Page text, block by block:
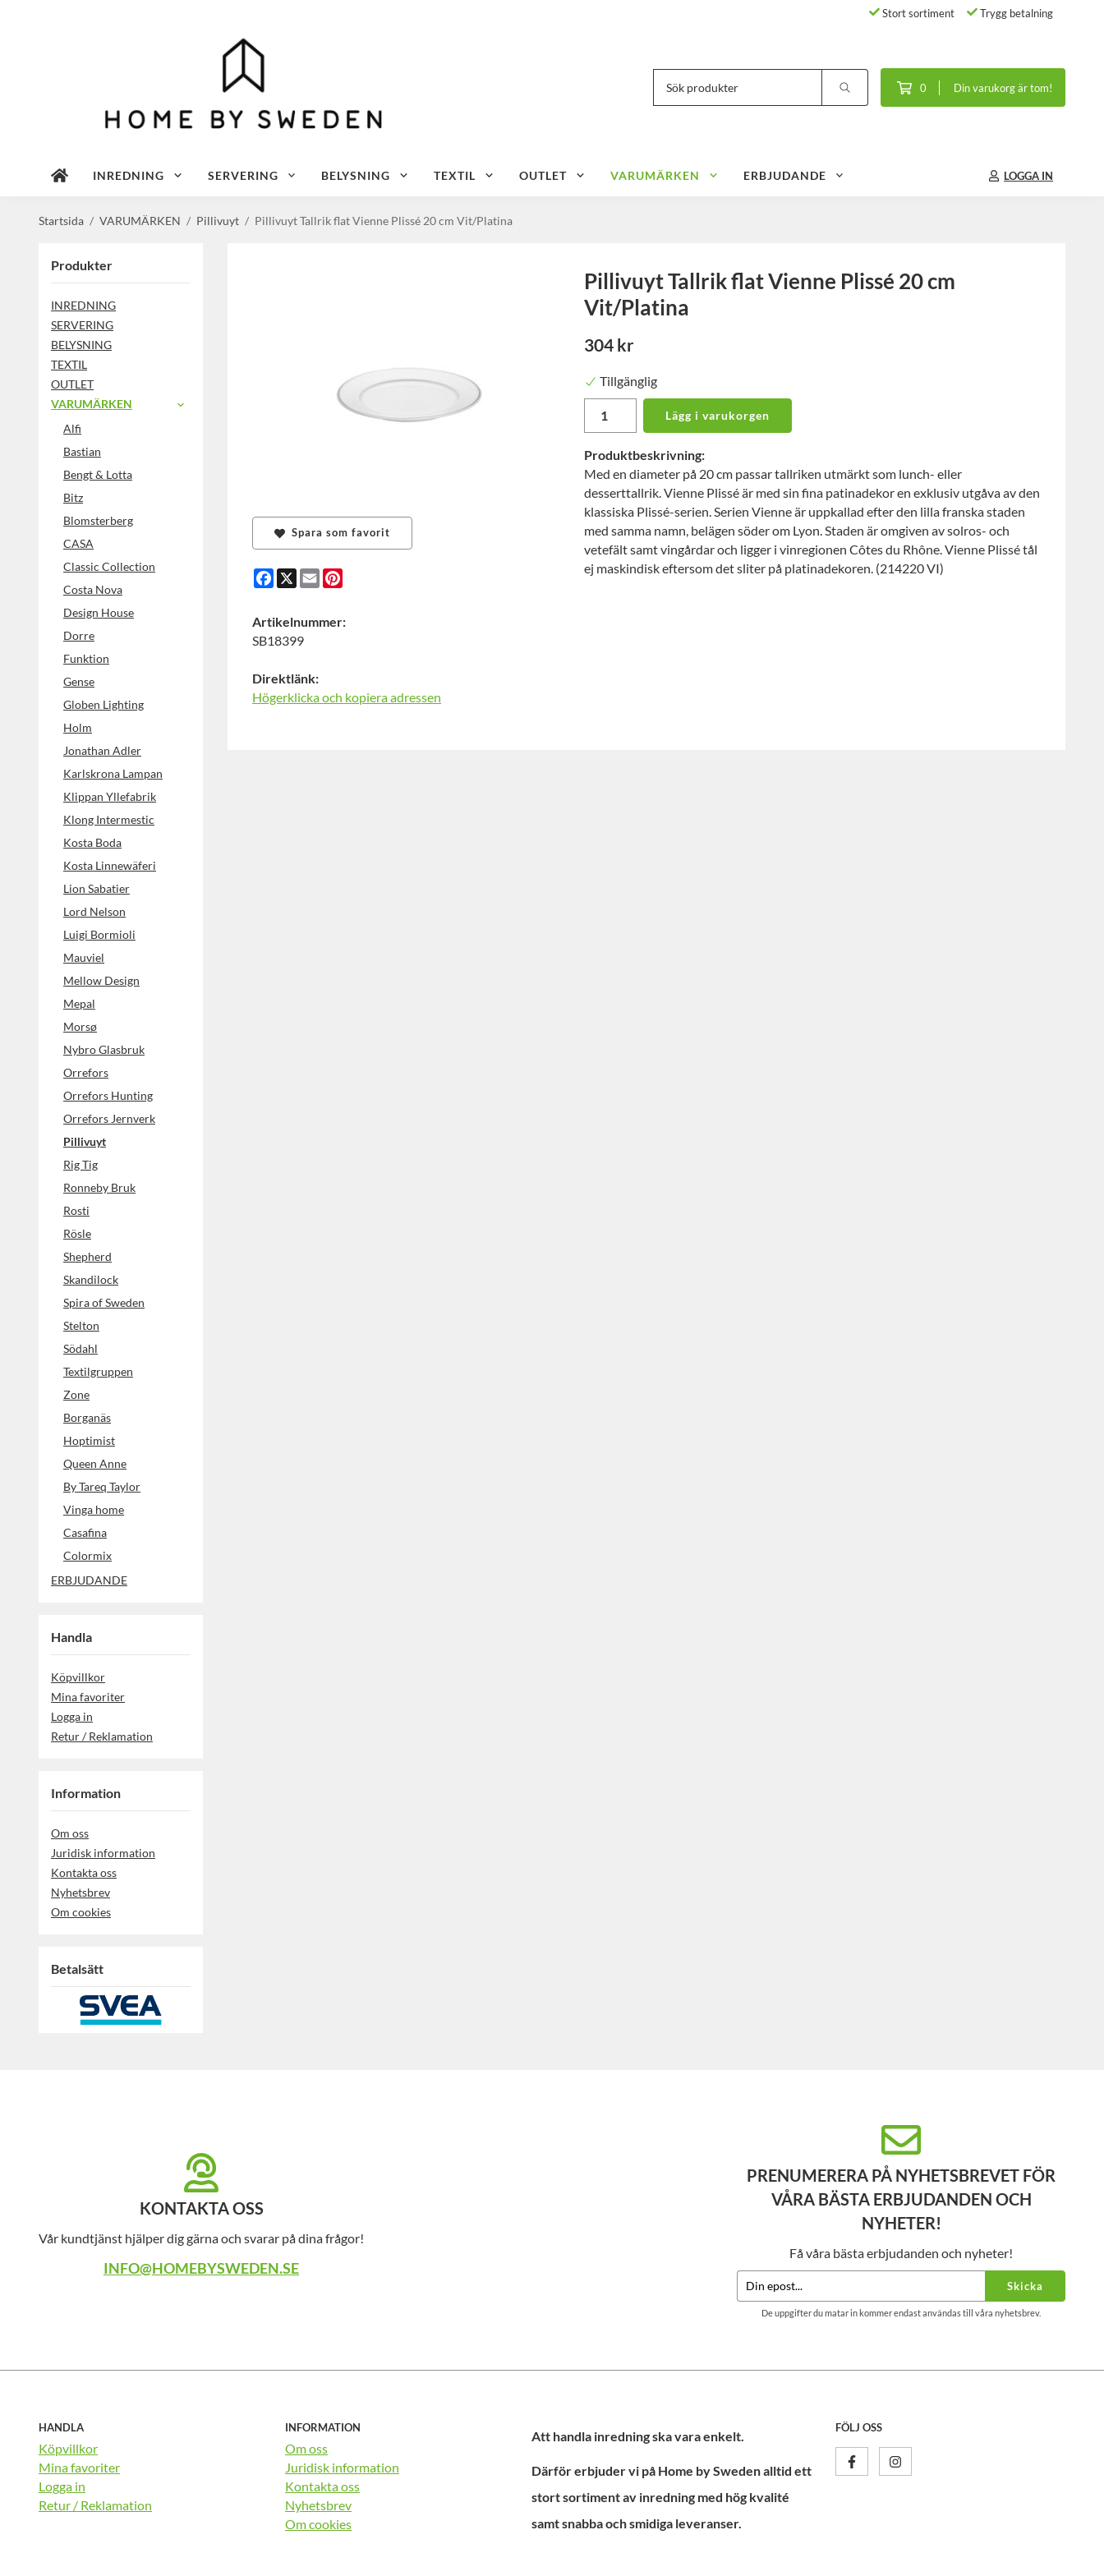
Stort sortiment Trygg betalning
0 Din varukorg är tom!
INREDNING SERVERING BELYSNING TEXTIL OUTLET VARUMÄRKEN ERBJUDANDE LOGGA IN
Startsida / VARUMÄRKEN / Pillivuyt / Pillivuyt Tallrik flat Vienne Plissé 20 cm Vit/Platina
Produkter
INREDNING
SERVERING
BELYSNING
TEXTIL
OUTLET
VARUMÄRKEN
Alfi
Bastian
Bengt & Lotta
Bitz
Blomsterberg
CASA
Classic Collection
Costa Nova
Design House
Dorre
Funktion
Gense
Globen Lighting
Holm
Jonathan Adler
Karlskrona Lampan
Klippan Yllefabrik
Klong Intermestic
Kosta Boda
Kosta Linnewäferi
Lion Sabatier
Lord Nelson
Luigi Bormioli
Mauviel
Mellow Design
Mepal
Morsø
Nybro Glasbruk
Orrefors
Orrefors Hunting
Orrefors Jernverk
Pillivuyt
Rig Tig
Ronneby Bruk
Rosti
Rösle
Shepherd
Skandilock
Spira of Sweden
Stelton
Södahl
Textilgruppen
Zone
Borganäs
Hoptimist
Queen Anne
By Tareq Taylor
Vinga home
Casafina
Colormix
ERBJUDANDE
Handla
Köpvillkor
Mina favoriter
Logga in
Retur / Reklamation
Information
Om oss
Juridisk information
Kontakta oss
Nyhetsbrev
Om cookies
Betalsätt
Pillivuyt Tallrik flat Vienne Plissé 20 cm
Vit/Platina
304 kr
Tillgänglig
Lägg i varukorgen
Produktbeskrivning:
Med en diameter på 20 cm passar tallriken utmärkt som lunch- eller
desserttallrik. Vienne Plissé är med sin fina patinadekor en exklusiv utgåva av den
klassiska Plissé-serien. Serien Vienne är uppkallad efter den lilla franska staden
med samma namn, belägen söder om Lyon. Staden är omgiven av solros- och
vetefält samt vingårdar och ligger i vinregionen Côtes du Rhône. Vienne Plissé tål
ej maskindisk eftersom det sliter på platinadekoren. (214220 VI)
Spara som favorit
Facebook
X Email
Artikelnummer:
SB18399
Direktlänk:
Högerklicka och kopiera adressen
KONTAKTA OSS
Vår kundtjänst hjälper dig gärna och svarar på dina frågor!
INFO@HOMEBYSWEDEN.SE
PRENUMERERA PÅ NYHETSBREVET FÖR
VÅRA BÄSTA ERBJUDANDEN OCH
NYHETER!
Få våra bästa erbjudanden och nyheter!
Skicka
De uppgifter du matar in kommer endast användas till våra nyhetsbrev.
HANDLA
Köpvillkor
Mina favoriter
Logga in
Retur / Reklamation
INFORMATION
Om oss
Juridisk information
Kontakta oss
Nyhetsbrev
Om cookies
Att handla inredning ska vara enkelt.
Därför erbjuder vi på Home by Sweden alltid ett
stort sortiment av inredning med hög kvalité
samt snabba och smidiga leveranser.
FÖLJ OSS